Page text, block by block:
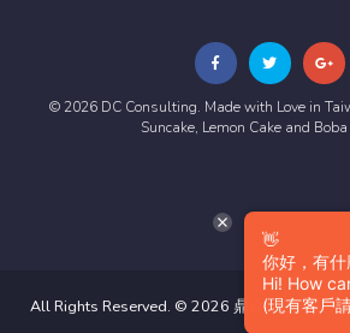
© 2026 DC Consulting. Made with Love in
Suncake, Lemon Cake and
All Rights Reserved. © 2026 鼎嘉數位有限公
👋
你好，有
Hi! How
(現有客戶